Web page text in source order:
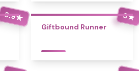
3.9★ 3★
Giftbound Runner